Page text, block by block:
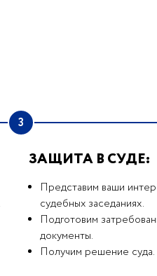
3
ЗАЩИТА В СУДЕ:
Представим ваши
судебных заседаниях.
Подготовим
документы.
Получим решение суда.